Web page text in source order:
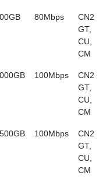
80Mbps
CN2
GT,
CU,
CM
100Mbps
CN2
GT,
CU,
CM
100Mbps
CN2
GT,
CU,
CM